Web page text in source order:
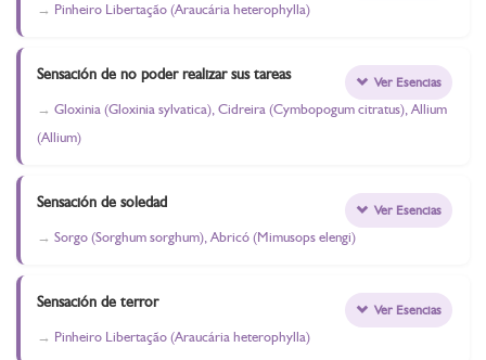
Pinheiro Libertação (Araucária heterophylla)
Sensación de no poder realizar sus tareas
Gloxinia (Gloxinia sylvatica), Cidreira (Cymbopogum citratus), Allium
(Allium)
Ver Esencias
Sensación de soledad
Sorgo (Sorghum sorghum), Abricó (Mimusops elengi)
Ver Esencias
Sensación de terror
Pinheiro Libertação (Araucária heterophylla)
Ver Esencias